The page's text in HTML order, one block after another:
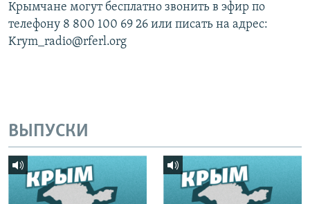
Крымчане могут бесплатно звонить в эфир по
телефону 8 800 100 69 26 или писать на адрес:
Krym_radio@rferl.org
ВЫПУСКИ